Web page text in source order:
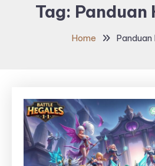
Tag: Panduan
Home Panduan